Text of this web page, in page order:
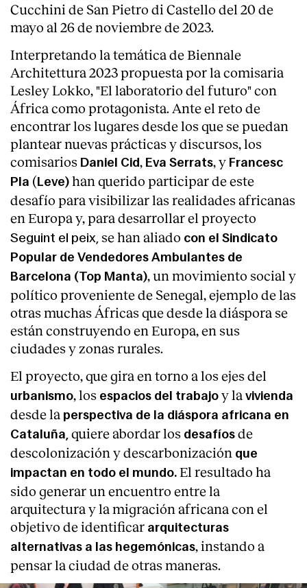
About
Cucchini de San Pietro di Castello del 20 de
mayo al 26 de noviembre de 2023.
Interpretando la temática de Biennale
Architettura 2023 propuesta por la comisaria
Lesley Lokko, "El laboratorio del futuro" con
África como protagonista. Ante el reto de
encontrar los lugares desde los que se puedan
plantear nuevas prácticas y discursos, los
comisarios Daniel Cid, Eva Serrats, y Francesc
Pla (Leve) han querido participar de este
desafío para visibilizar las realidades africanas
en Europa y,para desarrollarel proyecto
Seguint el peix, se han aliado con el Sindicato
Popular de Vendedores Ambulantes de
Barcelona (Top Manta), un movimiento social y
político proveniente de Senegal, ejemplo de las
otras muchas Áfricas que desde la diáspora se
están construyendo en Europa, en sus
ciudades y zonas rurales.
El proyecto, que gira en torno a losejes del
urbanismo, los espacios del trabajo yla vivienda
desde la perspectiva de la diáspora africana en
Cataluña, quiere abordar los desafíos de
descolonización y descarbonización que
impactan en todo el mundo. El resultado ha
sido generar un encuentro entre la
arquitectura y la migración africana con el
objetivo de identificar arquitecturas
alternativas a las hegemónicas, instando a
pensar la ciudad de otras maneras.